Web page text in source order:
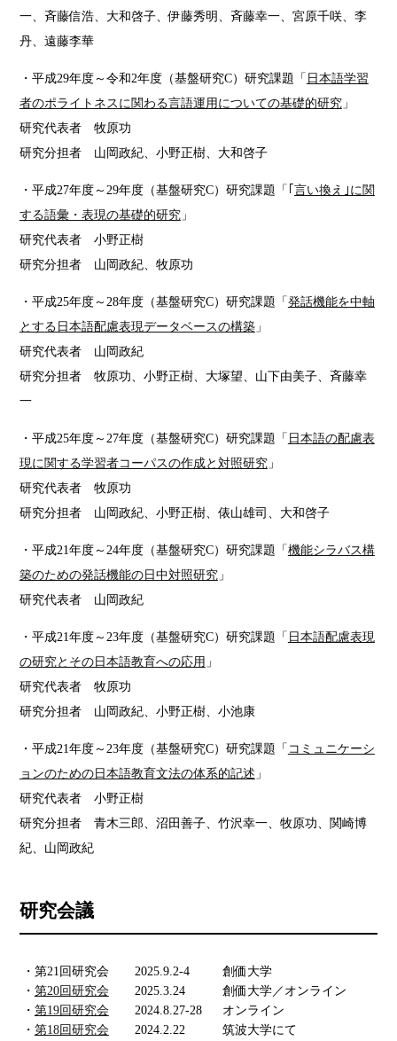
一、斉藤信浩、大和啓子、伊藤秀明、斉藤幸一、宮原千咲、李
丹、遠藤李華
・平成29年度～令和2年度（基盤研究C）研究課題「 日本語学習
者のポライトネスに関わる言語運用についての基礎的研究」
研究代表者 牧原功
研究分担者 山岡政紀、小野正樹、大和啓子
・平成27年度～29年度（基盤研究C）研究課題「｢ 言い換え｣に関
する語彙・表現の基礎的研究」
研究代表者 小野正樹
研究分担者 山岡政紀、牧原功
・平成25年度～28年度（基盤研究C）研究課題「発話機能を中軸
とする日本語配慮表現データベースの構築」
研究代表者 山岡政紀
研究分担者 牧原功、小野正樹、大塚望、山下由美子、斉藤幸
一
・平成25年度～27年度（基盤研究C）研究課題「 日本語の配慮表
現に関する学習者コーパスの作成と対照研究」
研究代表者 牧原功
研究分担者 山岡政紀、小野正樹、俵山雄司、大和啓子
・平成21年度～24年度（基盤研究C）研究課題「機能シラバス構
築のための発話機能の日中対照研究」
研究代表者 山岡政紀
・平成21年度～23年度（基盤研究C）研究課題「 日本語配慮表現
の研究とその日本語教育への応用 」
研究代表者 牧原功
研究分担者 山岡政紀、小野正樹、小池康
・平成21年度～23年度（基盤研究C）研究課題「 コミュニケーシ
ョンのための日本語教育文法の体系的記述 」
研究代表者 小野正樹
研究分担者 青木三郎、沼田善子、竹沢幸一、牧原功、関崎博
紀、山岡政紀
研究会議
・第21回研究会 2025.9.2-4
創価大学
・ 第20回研究会 2025.3.24
創価大学／オンライン
・ 第19回研究会 2024.8.27-28
オンライン
・ 第18回研究会 2024.2.22
筑波大学にて